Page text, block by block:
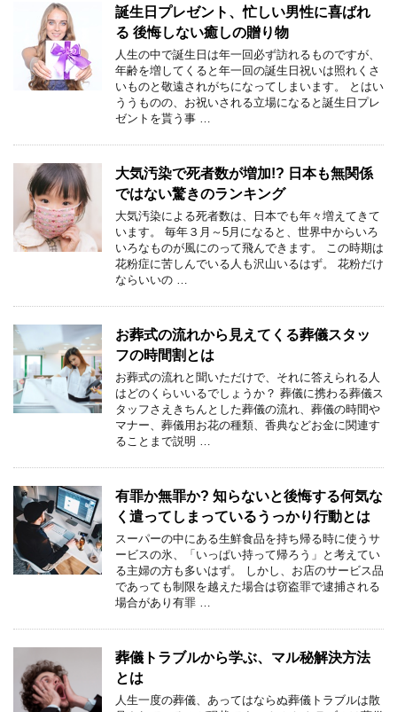
誕生日プレゼント、忙しい男性に喜ばれ
る 後悔しない癒しの贈り物
人生の中で誕生日は年一回必ず訪れるものですが、
年齢を増してくると年一回の誕生日祝いは照れくさ
いものと敬遠されがちになってしまいます。 とはい
ううものの、お祝いされる立場になると誕生日プレ
ゼントを貰う事 …
大気汚染で死者数が増加!? 日本も無関係
ではない驚きのランキング
大気汚染による死者数は、日本でも年々増えてきて
います。 毎年３月～5月になると、世界中からいろ
いろなものが風にのって飛んできます。 この時期は
花粉症に苦しんでいる人も沢山いるはず。 花粉だけ
ならいいの …
お葬式の流れから見えてくる葬儀スタッ
フの時間割とは
お葬式の流れと聞いただけで、それに答えられる人
はどのくらいいるでしょうか？ 葬儀に携わる葬儀ス
タッフさえきちんとした葬儀の流れ、葬儀の時間や
マナー、葬儀用お花の種類、香典などお金に関連す
ることまで説明 …
有罪か無罪か? 知らないと後悔する何気な
く遣ってしまっているうっかり行動とは
スーパーの中にある生鮮食品を持ち帰る時に使うサ
ービスの氷、「いっぱい持って帰ろう」と考えてい
る主婦の方も多いはず。 しかし、お店のサービス品
であっても制限を越えた場合は窃盗罪で逮捕される
場合があり有罪 …
葬儀トラブルから学ぶ、マル秘解決方法
とは
人生一度の葬儀、あってはならぬ葬儀トラブルは散